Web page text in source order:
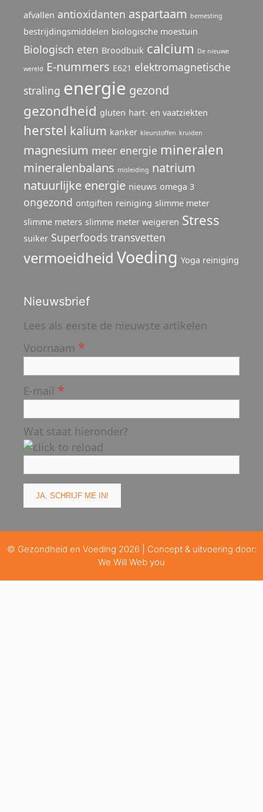
afvallen antioxidanten aspartaam bemesting
bestrijdingsmiddelen biologische moestuin
Biologisch eten Broodbuik calcium De nieuwe
wereld E-nummers E621 elektromagnetische
straling energie gezond
gezondheid gluten hart- en vaatziekten
herstel kalium kanker kleurstoffen kruiden
magnesium meer energie mineralen
mineralenbalans misleiding natrium
natuurlijke energie nieuws omega 3
ongezond ontgiften reiniging slimme meter
slimme meters slimme meter weigeren Stress
suiker Superfoods transvetten
vermoeidheid Voeding Yoga reiniging
Nieuwsbrief
Lees als eerste de nieuwste artikelen
Voornaam *
E-mail *
Wat staat hieronder?
© Gezondheid en Voeding 2026 | Concept & uitvoering door:
We Will Web you